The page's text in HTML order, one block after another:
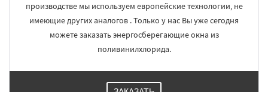
производстве мы используем европейские технологии, не
имеющие других аналогов . Только у нас Вы уже сегодня
можете заказать энергосберегающие окна из
поливинилхлорида.